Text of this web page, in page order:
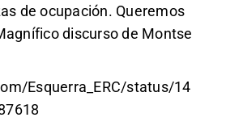
de ocupación. Queremos
discurso de Montse
Esquerra_ERC/status/14